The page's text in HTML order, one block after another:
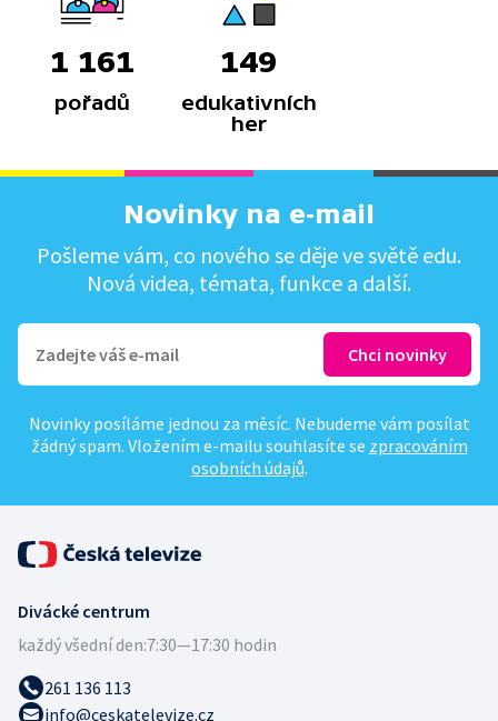
1 161
pořadů
149
edukativních
her
Novinky na e-mail
Pošleme vám, co nového se děje ve světě edu.
Nová videa, témata, funkce a další.
Novinky posíláme jednou za měsíc. Nebudeme vám posílat
žádný spam. Vložením e-mailu souhlasíte se zpracováním
osobních údajů.